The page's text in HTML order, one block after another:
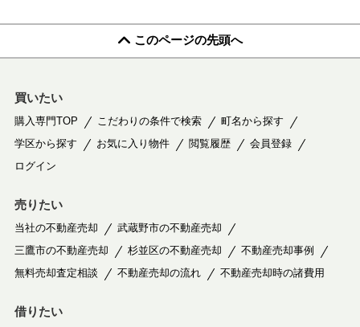
このページの先頭へ
買いたい
購入専門TOP こだわりの条件で検索
町名から探す
学区から探す
お気に入り物件 閲覧履歴
会員登録
ログイン
売りたい
当社の不動産売却
武蔵野市の不動産売却
三鷹市の不動産売却
杉並区の不動産売却
不動産売却事例
無料売却査定相談
不動産売却の流れ 不動産売却時の諸費用
借りたい